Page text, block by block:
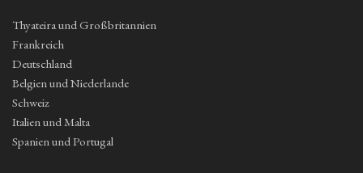
Thyateira und Großbritannien
Frankreich
Deutschland
Belgien und Niederlande
Schweiz
Italien und Malta
Spanien und Portugal